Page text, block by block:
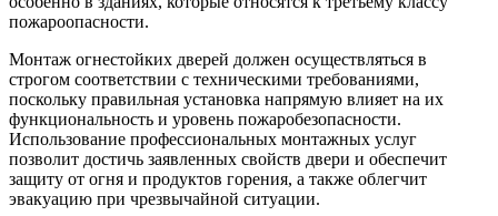
пожароопасности.
Монтаж огнестойких дверей должен осуществляться в
строгом соответствии с техническими требованиями,
поскольку правильная установка напрямую влияет на их
функциональность и уровень пожаробезопасности.
Использование профессиональных монтажных услуг
позволит достичь заявленных свойств двери и обеспечит
защиту от огня и продуктов горения, а также облегчит
эвакуацию при чрезвычайной ситуации.